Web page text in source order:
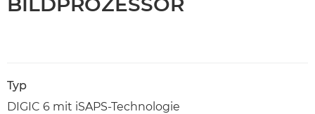
Typ
DIGIC 6 mit iSAPS-Technologie